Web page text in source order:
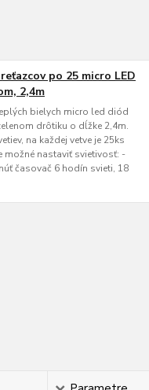
po 25 micro LED
2,4m
bielych micro led diód
drôtiku o dĺžke 2,4m.
na každej vetve je 25ks
možné nastaviť svietivosť: -
časovač 6 hodín svieti, 18